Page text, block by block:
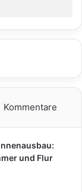
Kommentare
und Flur